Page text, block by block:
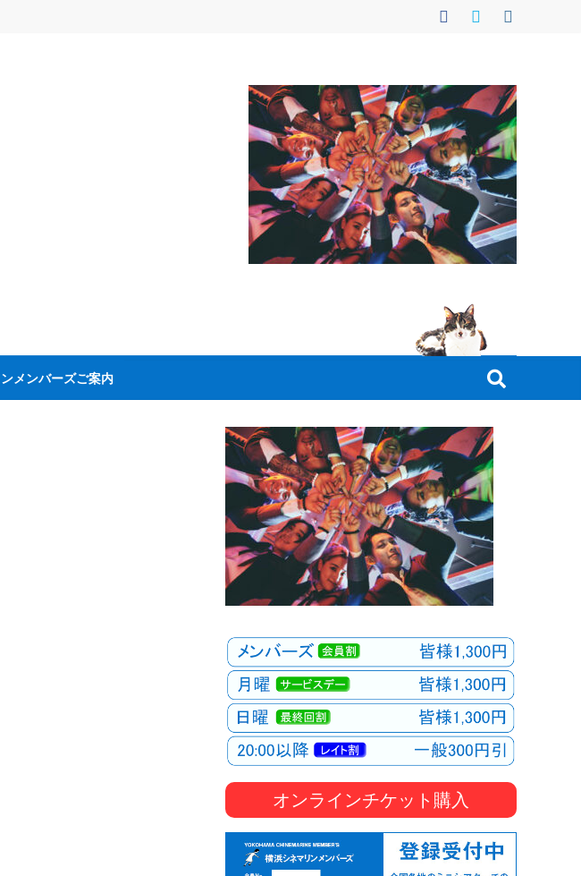
メンバーズご案内
オンラインチケット購入